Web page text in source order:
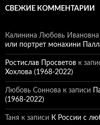
СВЕЖИЕ КОММЕНТАРИИ
Калинина Любовь Ивановна
или портрет монахини
Ростислав Просветов к
Хохлова (1968-2022)
Любовь Соннова к записи
(1968-2022)
Таня к записи К России с